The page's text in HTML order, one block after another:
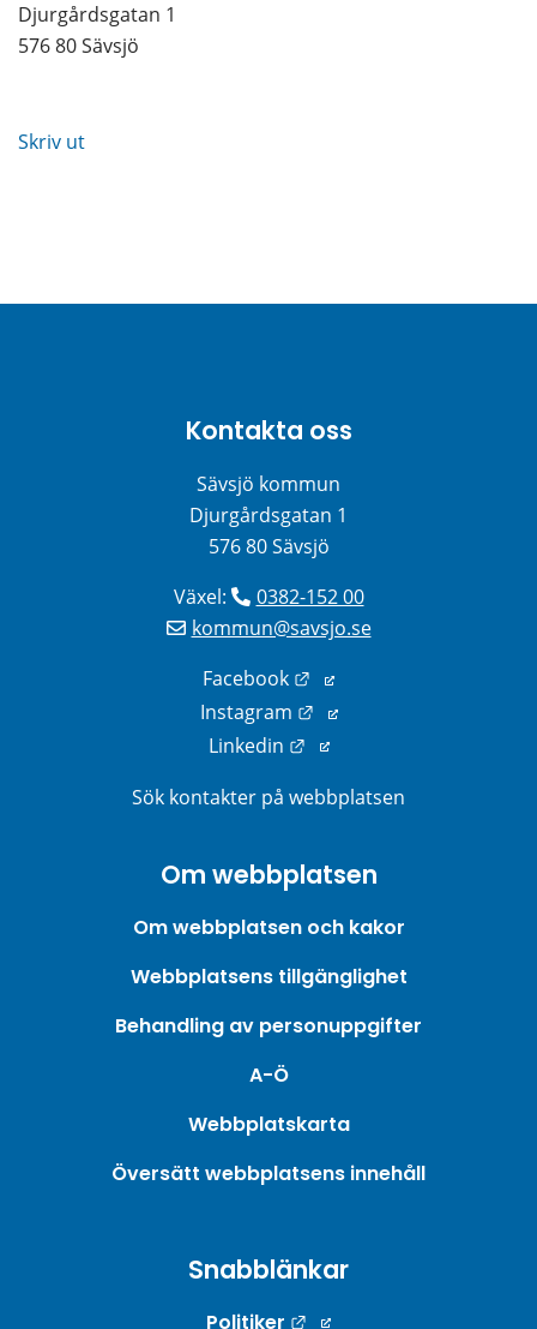
Djurgårdsgatan 1
576 80 Sävsjö
Skriv ut
Kontakta oss
Sävsjö kommun
Djurgårdsgatan 1
576 80 Sävsjö
Växel:
0382-152 00
kommun@savsjo.se
Facebook
Länk till annan
Instagram
Länk till annan
Linkedin
Länk till annan webbplats.
Sök kontakter på webbplatsen
Om webbplatsen
Om webbplatsen och kakor
Webbplatsens tillgänglighet
Behandling av personuppgifter
A-Ö
Webbplatskarta
Översätt webbplatsens innehåll
Snabblänkar
Politiker Länk till annan